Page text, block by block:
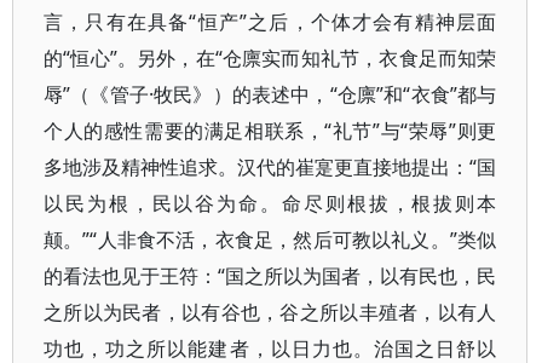
言，只有在具备“恒产”之后，个体才会有精神层面
的“恒心”。另外，在“仓廪实而知礼节，衣食足而知荣
辱”（《管子·牧民》）的表述中，“仓廪”和“衣食”都与
个人的感性需要的满足相联系，“礼节”与“荣辱”则更
多地涉及精神性追求。汉代的崔寔更直接地提出：“国
以民为根，民以谷为命。命尽则根拔，根拔则本
颠。”“人非食不活，衣食足，然后可教以礼义。”类似
的看法也见于王符：“国之所以为国者，以有民也，民
之所以为民者，以有谷也，谷之所以丰殖者，以有人
功也，功之所以能建者，以日力也。治国之日舒以